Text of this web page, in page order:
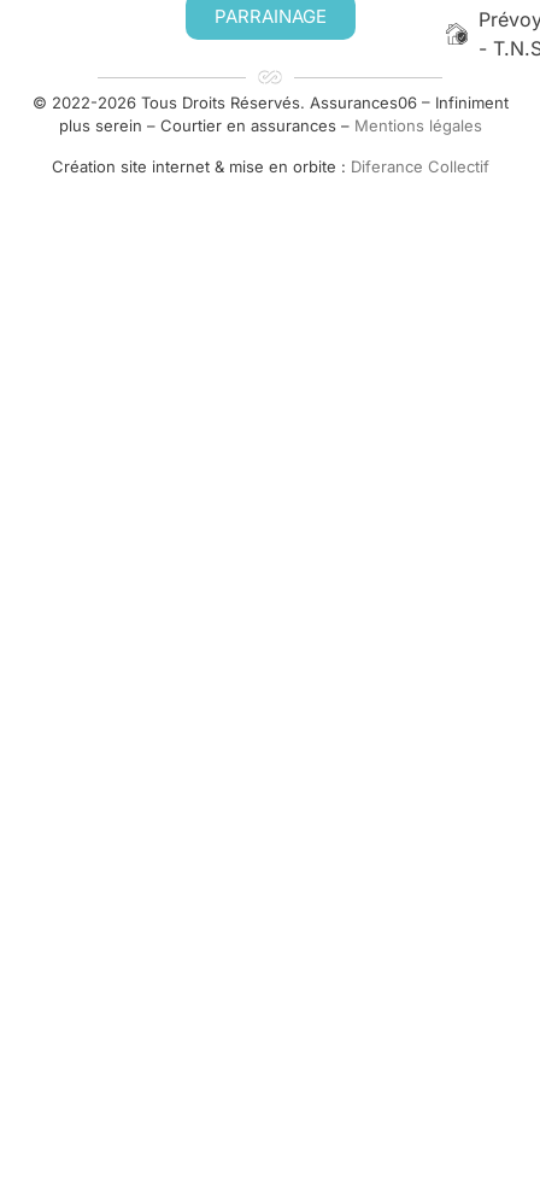
PARRAINAGE
-
© 2022-2026 Tous Droits Réservés. Assurances06 – Infiniment
plus serein – Courtier en assurances – Mentions légales
Création site internet & mise en orbite : Diferance Collectif